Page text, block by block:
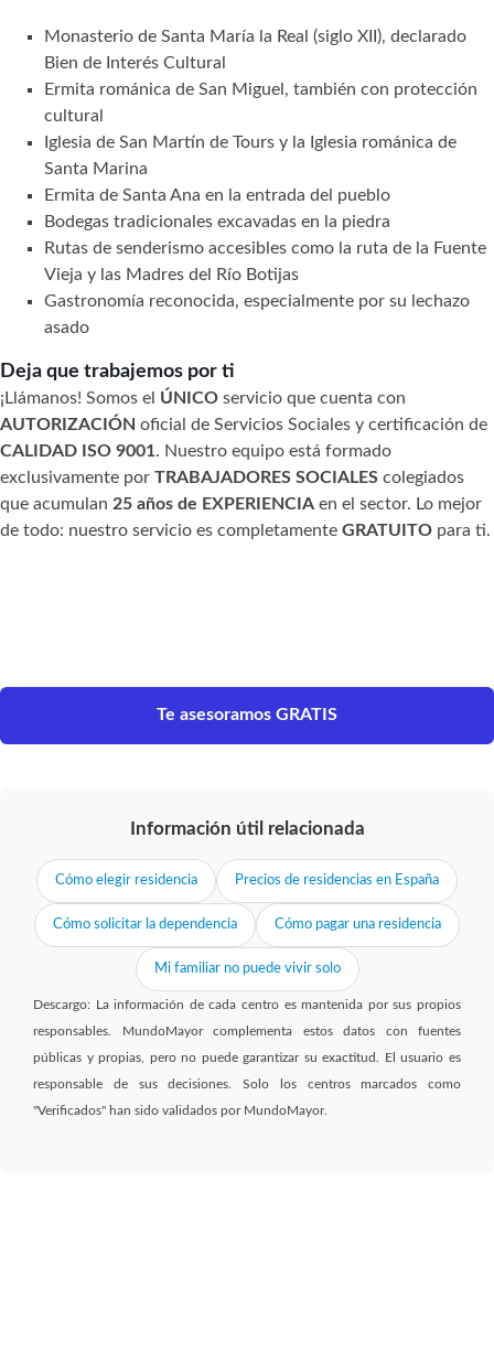
Monasterio de Santa María la Real (siglo XII), declarado
Bien de Interés Cultural
Ermita románica de San Miguel, también con protección
cultural
Iglesia de San Martín de Tours y la Iglesia románica de
Santa Marina
Ermita de Santa Ana en la entrada del pueblo
Bodegas tradicionales excavadas en la piedra
Rutas de senderismo accesibles como la ruta de la Fuente
Vieja y las Madres del Río Botijas
Gastronomía reconocida, especialmente por su lechazo
asado
Deja que trabajemos por ti
¡Llámanos! Somos el ÚNICO servicio que cuenta con
AUTORIZACIÓN oficial de Servicios Sociales y certificación de
CALIDAD ISO 9001. Nuestro equipo está formado
exclusivamente por TRABAJADORES SOCIALES colegiados
que acumulan 25 años de EXPERIENCIA en el sector. Lo mejor
de todo: nuestro servicio es completamente GRATUITO para ti.
Te asesoramos GRATIS
Información útil relacionada
Cómo elegir residencia Precios de residencias en España
Cómo solicitar la dependencia Cómo pagar una residencia
Mi familiar no puede vivir solo
Descargo: La información de cada centro es mantenida por sus propios
responsables. MundoMayor complementa estos datos con fuentes
públicas y propias, pero no puede garantizar su exactitud. El usuario es
responsable de sus decisiones. Solo los centros marcados como
"Verificados" han sido validados por MundoMayor.